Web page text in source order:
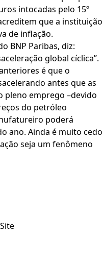
intocadas pelo 15º
que a instituição
de inflação.
BNP Paribas, diz:
global cíclica”.
é que o
antes que as
pleno emprego –devido
do petróleo
poderá
ano. Ainda é muito cedo
seja um fenômeno